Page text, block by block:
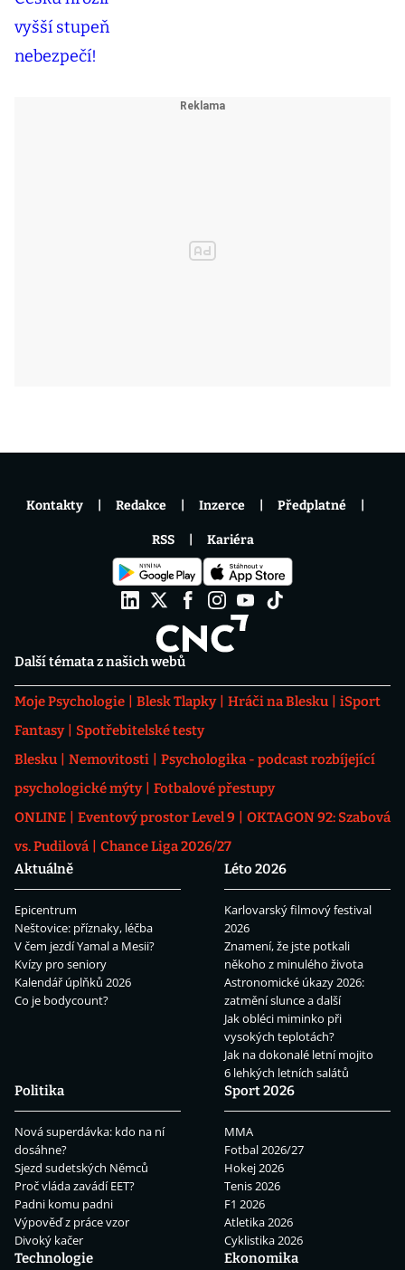
Další témata z našich webů
Moje Psychologie Blesk Tlapky Hráči na Blesku
iSport
Fantasy
Spotřebitelské testy
Blesku
Nemovitosti
Psychologika - podcast rozbíjející
psychologické mýty
Fotbalové přestupy
ONLINE
Eventový prostor Level 9
OKTAGON 92: Szabová
vs. Pudilová
Chance Liga 2026/27
Aktuálně
Epicentrum
Neštovice: příznaky, léčba
V čem jezdí Yamal a Mesii?
Kvízy pro seniory
Kalendář úplňků 2026
Co je bodycount?
Léto 2026
Karlovarský filmový festival
2026
Znamení, že jste potkali
někoho z minulého života
Astronomické úkazy 2026:
zatmění slunce a další
Jak obléci miminko při
vysokých teplotách?
Jak na dokonalé letní mojito
6 lehkých letních salátů
Politika
Nová superdávka: kdo na ní
dosáhne?
Sjezd sudetských Němců
Proč vláda zavádí EET?
Padni komu padni
Výpověď z práce vzor
Divoký kačer
Sport 2026
MMA
Fotbal 2026/27
Hokej 2026
Tenis 2026
F1 2026
Atletika 2026
Cyklistika 2026
Technologie
Ekonomika
Kontakty Redakce Inzerce Předplatné
RSS Kariéra